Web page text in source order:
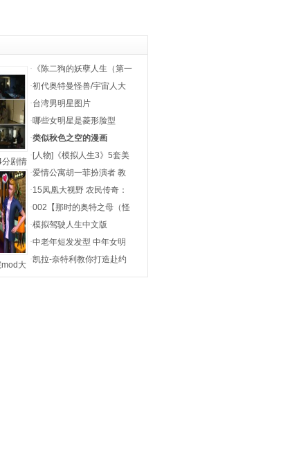
剧情
大
· 《陈二狗的妖孽人生（第一
·初代奥特曼怪兽/宇宙人大
·台湾男明星图片
·哪些女明星是菱形脸型
·类似秋色之空的漫画
· [人物]《模拟人生3》5套美
·爱情公寓胡一菲扮演者 教
·15凤凰大视野 农民传奇：
·002【那时的奥特之母（怪
·模拟驾驶人生中文版
·中老年短发发型 中年女明
·凯拉-奈特利教你打造赴约